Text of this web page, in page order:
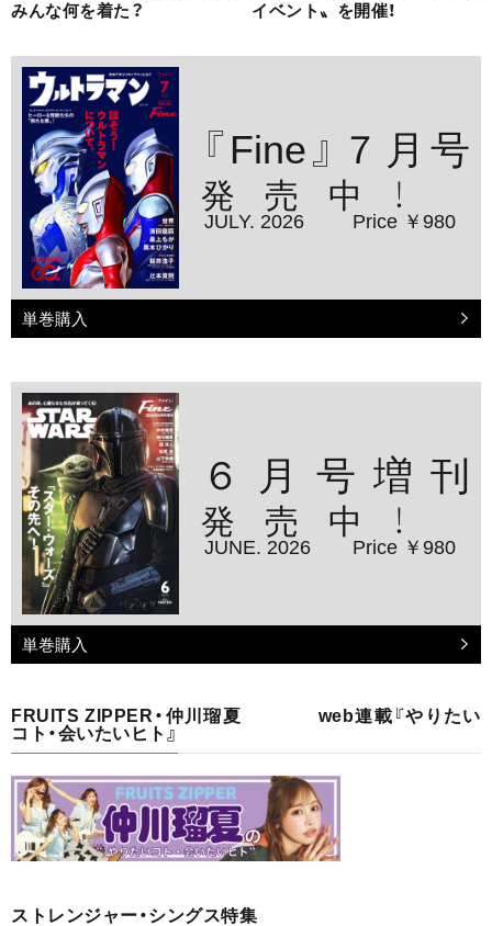
みんな何を着た？
イベント〟を開催！
『Fine』７月号
発売中！
JULY. 2026 Price ￥980
単巻購入
６月号増刊
発売中！
JUNE. 2026 Price ￥980
単巻購入
FRUITS ZIPPER・仲川瑠夏 web連載『やりたい
コト・会いたいヒト』
ストレンジャー・シングス特集